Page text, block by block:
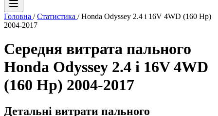
Головна / Статистика / Honda Odyssey 2.4 i 16V 4WD (160 Hp)
2004-2017
Середня витрата пального
Honda Odyssey 2.4 i 16V 4WD
(160 Hp) 2004-2017
Детальні витрати пального